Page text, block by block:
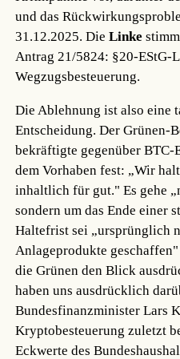
und das
31.12.2025. DieLinke
Antrag 21/5824: §20-EStG-
Wegzugsbesteuerung.
Die Ablehnung ist also eine
Entscheidung. Der Grünen-
bekräftigte gegenüber BTC-
dem Vorhaben fest: „Wir
inhaltlich für gut." Es gehe
sondern um das Ende einer
Haltefrist sei „ursprünglich
Anlageprodukte
die Grünen den Blick
haben uns ausdrücklich
Bundesfinanzminister Lars
Kryptobesteuerung zuletzt
Eckwerte des